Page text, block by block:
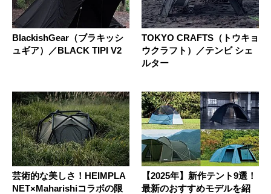
BlackishGear（ブラキッシ
ュギア）／BLACK TIPI V2
TOKYO CRAFTS（トウキョ
ウクラフト）／テンビ シェ
ルター
芸術的な美しさ！HEIMPLA
NET×Maharishiコラボの限
【2025年】新作テント9選！
最新のおすすめモデルを紹